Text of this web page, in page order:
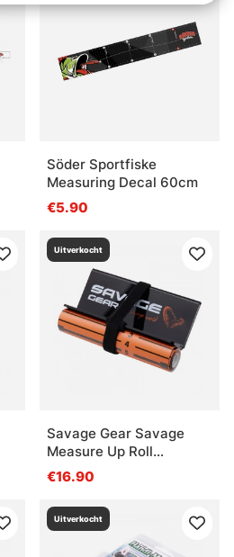
Söder Sportfiske
Measuring Decal 60cm
€5.90
Uitverkocht
Savage Gear Savage
Measure Up Roll
13x130cm
€16.90
Uitverkocht